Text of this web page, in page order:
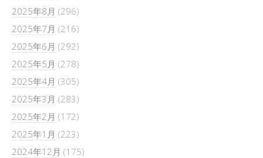
2025年8月 (296)
2025年7月 (216)
2025年6月 (292)
2025年5月 (278)
2025年4月 (305)
2025年3月 (283)
2025年2月 (172)
2025年1月 (223)
2024年12月 (175)